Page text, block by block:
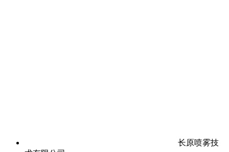
长原喷雾技